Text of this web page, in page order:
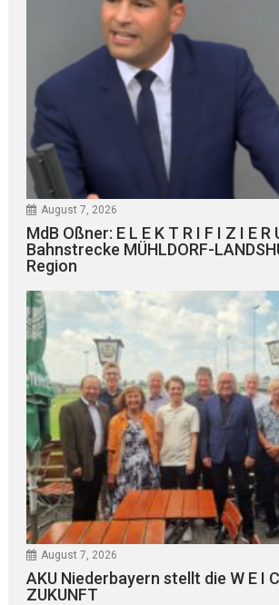
August 7, 2026
MdB Oßner: E L E K T R I F I Z I E R
Bahnstrecke MÜHLDORF-
Region
August 7, 2026
AKU Niederbayern stellt die W E I
ZUKUNFT